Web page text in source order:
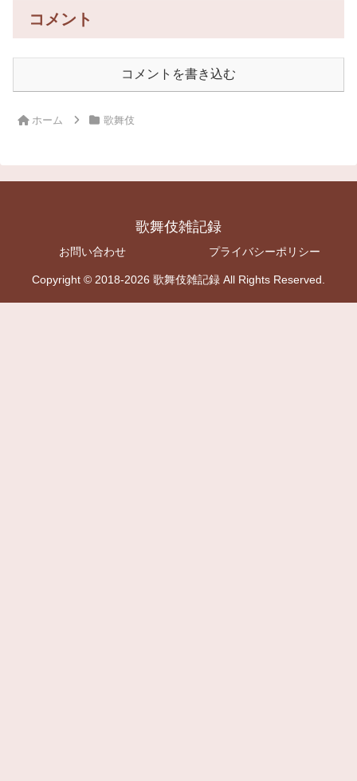
コメント
コメントを書き込む
ホーム 歌舞伎
歌舞伎雑記録
お問い合わせ プライバシーポリシー
Copyright © 2018-2026 歌舞伎雑記録 All Rights Reserved.